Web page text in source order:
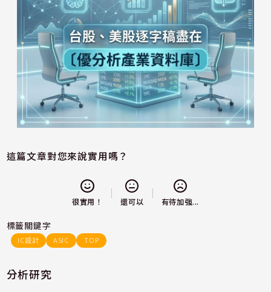
這篇文章對您來說實用嗎？
很實用！ 還可以 有待加強...
標籤關鍵字
IC設計 ASIC TOP
分析研究